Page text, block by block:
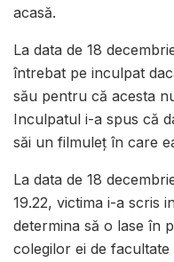
acasă.
La data de 18
întrebat pe inculpat
său pentru că acesta
Inculpatul i-a spus că
săi un filmuleț în care
La data de 18
19.22, victima i-a scris
determina să o lase în
colegilor ei de